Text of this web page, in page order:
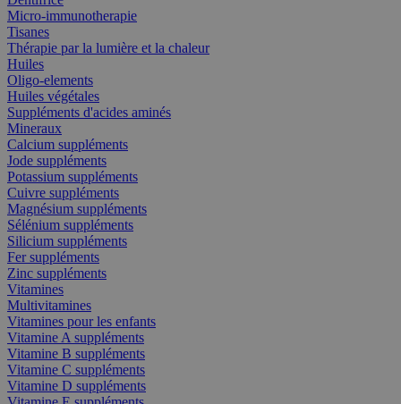
Micro-immunotherapie
Tisanes
Thérapie par la lumière et la chaleur
Huiles
Oligo-elements
Huiles végétales
Suppléments d'acides aminés
Mineraux
Calcium suppléments
Jode suppléments
Potassium suppléments
Cuivre suppléments
Magnésium suppléments
Sélénium suppléments
Silicium suppléments
Fer suppléments
Zinc suppléments
Vitamines
Multivitamines
Vitamines pour les enfants
Vitamine A suppléments
Vitamine B suppléments
Vitamine C suppléments
Vitamine D suppléments